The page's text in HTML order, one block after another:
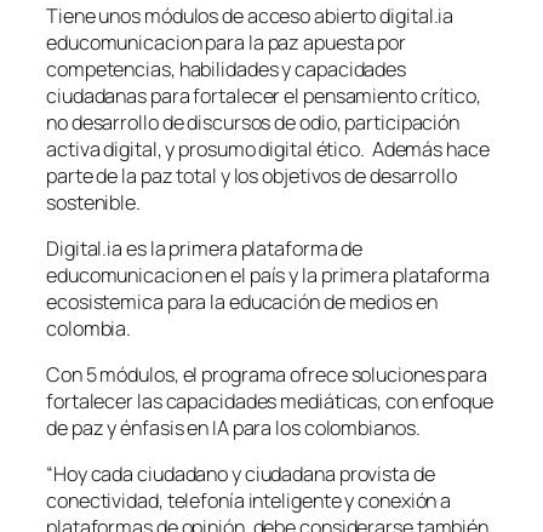
Tiene unos módulos de acceso abierto digital.ia
educomunicacion para la paz apuesta por
competencias, habilidades y capacidades
ciudadanas para fortalecer el pensamiento crítico,
no desarrollo de discursos de odio, participación
activa digital, y prosumo digital ético. Además hace
parte de la paz total y los objetivos de desarrollo
sostenible.
Digital.ia es la primera plataforma de
educomunicacion en el país y la primera plataforma
ecosistemica para la educación de medios en
colombia.
Con 5 módulos, el programa ofrece soluciones para
fortalecer las capacidades mediáticas, con enfoque
de paz y énfasis en IA para los colombianos.
“Hoy cada ciudadano y ciudadana provista de
conectividad, telefonía inteligente y conexión a